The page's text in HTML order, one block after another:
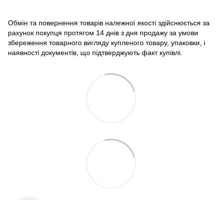
Обмін та повернення товарів належної якості здійснюється за
рахунок покупця протягом 14 днів з дня продажу за умови
збереження товарного вигляду купленого товару, упаковки, і
наявності документів, що підтверджують факт купівлі.